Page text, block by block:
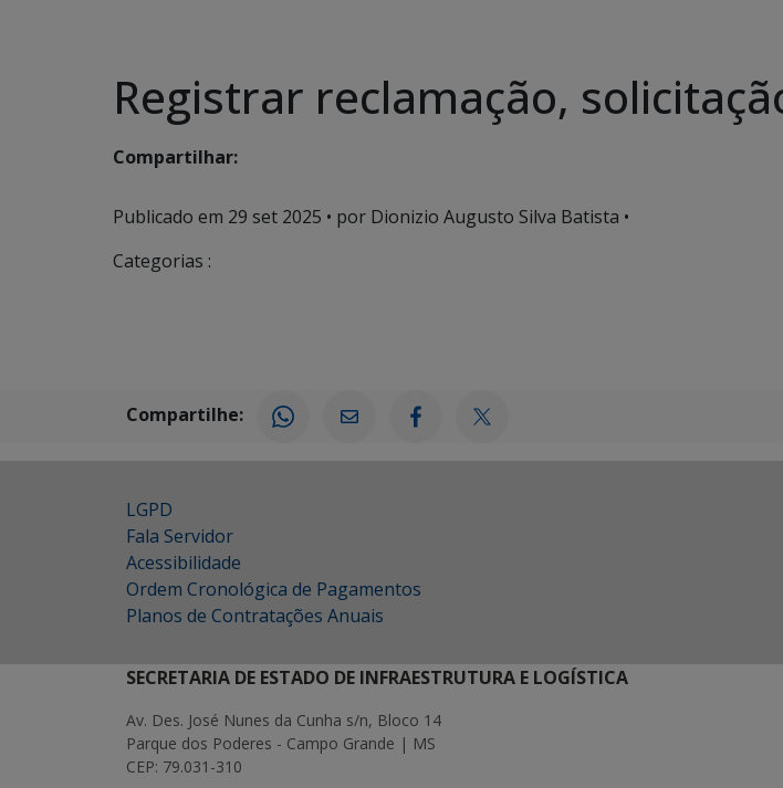
Registrar reclamação,
Compartilhar:
Publicado em 29 set 2025 • por Dionizio Augusto Silva Batista •
Categorias :
Compartilhe:
LGPD
Fala Servidor
Acessibilidade
Ordem Cronológica de Pagamentos
Planos de Contratações Anuais
SECRETARIA DE ESTADO DE INFRAESTRUTURA E LOGÍSTICA
Av. Des. José Nunes da Cunha s/n, Bloco 14
Parque dos Poderes - Campo Grande | MS
CEP: 79.031-310